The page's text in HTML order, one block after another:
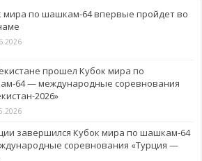
мира по шашкам-64 впервые пройдет во
прошел Кубок мира по
64 — международные соревнования
2026»
завершился Кубок мира по шашкам-64
соревнования «Турция —